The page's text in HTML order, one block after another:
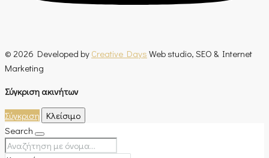
© 2026 Developed by Creative Days Web studio, SEO & Internet
Marketing
Σύγκριση ακινήτων
Σύγκριση
Κλείσιμο
Search